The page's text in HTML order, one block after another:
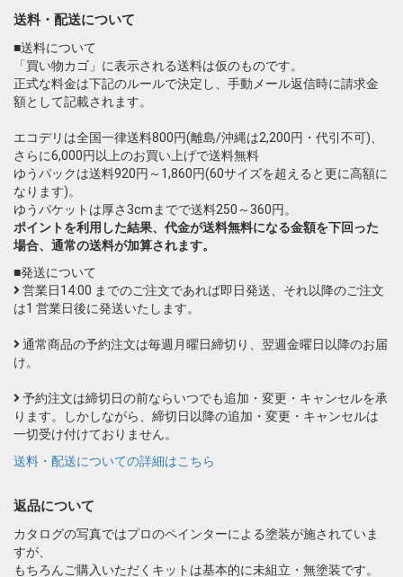
送料・配送について
■送料について
「買い物カゴ」に表示される送料は仮のものです。
正式な料金は下記のルールで決定し、手動メール返信時に請求金
額として記載されます。
エコデリは全国一律送料800円(離島/沖縄は2,200円・代引不可)、
さらに6,000円以上のお買い上げで送料無料
ゆうパックは送料920円～1,860円(60サイズを超えると更に高額に
なります)。
ゆうパケットは厚さ3cmまでで送料250～360円。
ポイントを利用した結果、代金が送料無料になる金額を下回った
場合、通常の送料が加算されます。
■発送について
営業日14:00 までのご注文であれば即日発送、それ以降のご注文
は1 営業日後に発送いたします。
通常商品の予約注文は毎週月曜日締切り、翌週金曜日以降のお届
け。
予約注文は締切日の前ならいつでも追加・変更・キャンセルを承
ります。しかしながら、締切日以降の追加・変更・キャンセルは
一切受け付けておりません。
送料・配送についての詳細はこちら
返品について
カタログの写真ではプロのペインターによる塗装が施されていま
すが、
もちろんご購入いただくキットは基本的に未組立・無塗装です。